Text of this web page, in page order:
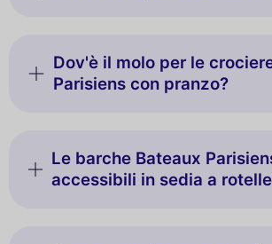
Dov'è il molo per le
Parisiens con pranzo?
Le barche Bateaux
accessibili in sedia a